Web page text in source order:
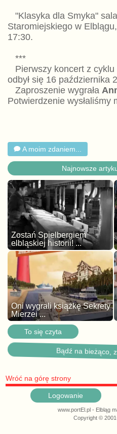
"Klasyka dla Smyka"
Staromiejskiego w
17:30.
***
Pierwszy koncert z cyklu
odbył się 16 października
Zaproszenie wygrała
Potwierdzenie wysłaliśmy
A moim zdaniem...
Najnowsze
Zostań Spielbergiem
elbląskiej historii! ...
Oni wygrali książkę Sekrety
Mierzei ...
To się czyta
Bądź na bieżąco,
Wróć na górę strony
Logowanie
www.portEl.pl - Elbląg
Copyright ©